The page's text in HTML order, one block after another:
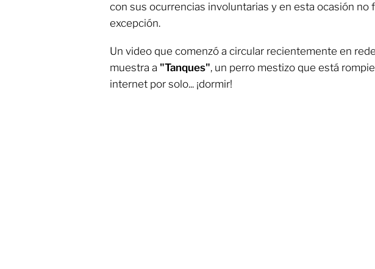
con sus ocurrencias involuntarias y en esta ocasión no
excepción.
Un video que comenzó a circular recientemente en
muestra a "Tanques", un perro mestizo que está
internet por solo... ¡dormir!